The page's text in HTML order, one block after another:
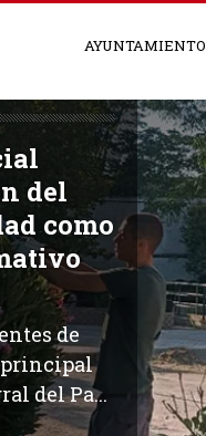
AYUNTAMIENTO
del
como
de
principal
del Pa...